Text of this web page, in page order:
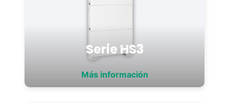
Serie HS3
Más información